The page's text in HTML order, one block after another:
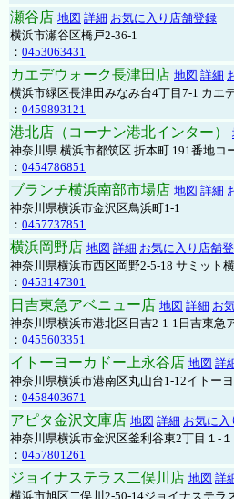
瀬谷店 地図 詳細 お気に入り店舗登録
横浜市瀬谷区橋戸2-36-1
： 0453063431
カエデウォーク長津田店 地図 詳細
横浜市緑区長津田みなみ台4丁目7-1 カエ
： 0459893121
港北店（コーナン港北インター）
神奈川県 横浜市都筑区 折本町 191番地コ
： 0454786851
ブランチ横浜南部市場店 地図 詳細
神奈川県横浜市金沢区鳥浜町1-1
： 0457737851
横浜岡野店 地図 詳細 お気に入り店舗
神奈川県横浜市西区岡野2-5-18 サミット
： 0453147301
日吉東急アベニュー店 地図 詳細 お
神奈川県横浜市港北区日吉2-1-1日吉東
： 0455603351
イトーヨーカドー上永谷店 地図 詳
神奈川県横浜市港南区丸山台1-12イトー
： 0458403671
アピタ金沢文庫店 地図 詳細 お気に入
神奈川県横浜市金沢区釜利谷東2丁目１-
： 0457801261
ジョイナステラス二俣川店 地図 詳
横浜市旭区二俣川2-50-14ジョイナステラ